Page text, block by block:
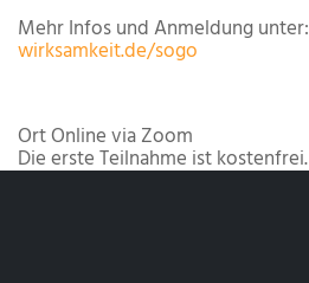
Mehr Infos und Anmeldung unter:
wirksamkeit.de/sogo
OrtOnline via Zoom
Die erste Teilnahme ist kostenfrei.